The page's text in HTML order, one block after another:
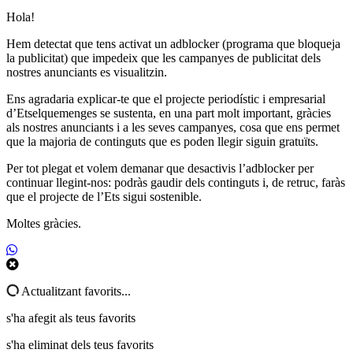
Hola!
Hem detectat que tens activat un adblocker (programa que bloqueja
la publicitat) que impedeix que les campanyes de publicitat dels
nostres anunciants es visualitzin.
Ens agradaria explicar-te que el projecte periodístic i empresarial
d’Etselquemenges se sustenta, en una part molt important, gràcies
als nostres anunciants i a les seves campanyes, cosa que ens permet
que la majoria de continguts que es poden llegir siguin gratuïts.
Per tot plegat et volem demanar que desactivis l’adblocker per
continuar llegint-nos: podràs gaudir dels continguts i, de retruc, faràs
que el projecte de l’Ets sigui sostenible.
Moltes gràcies.
Actualitzant favorits...
s'ha afegit als teus favorits
s'ha eliminat dels teus favorits